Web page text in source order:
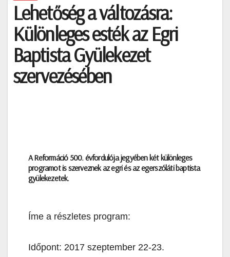
Lehetőség a változásra:
Különleges esték az Egri
Baptista Gyülekezet
szervezésében
A Reformáció 500. évfordulója jegyében két különleges
programot is szerveznek az egri és az egerszóláti baptista
gyülekezetek.
Íme a részletes program:
Időpont: 2017 szeptember 22-23.